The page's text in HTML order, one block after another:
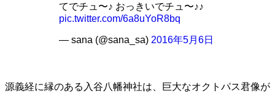
てでチュ〜♪ おっきいでチュ〜♪♪
pic.twitter.com/6a8uYoR8bq
— sana (@sana_sa) 2016年5月6日
源義経に縁のある入谷八幡神社は、巨大なオクトパス君像が